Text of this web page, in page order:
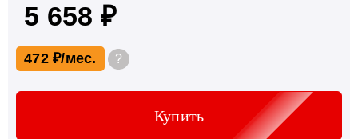
5 658 ₽
472 ₽ ?
Купить